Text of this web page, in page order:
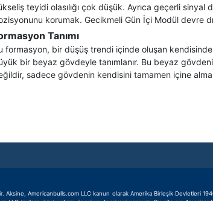
teyidi olasılığı çok düşük. Ayrıca geçerli sinyal
korumak. Gecikmeli Gün İçi Modül devre
Tanımı
formasyon, bir düşüş trendi içinde oluşan
bir beyaz gövdeyle tanımlanır. Bu beyaz
sadece gövdenin kendisini tamamen içine
Americanbulls.com LLC kanun olarak Amerika Birleşik Devletleri 1940